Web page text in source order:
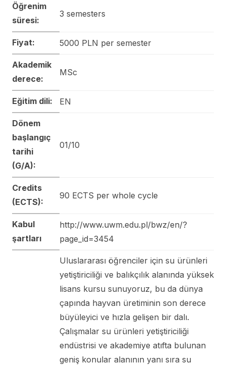
Öğrenim
süresi:
3 semesters
Fiyat: 5000 PLN per semester
Akademik
derece:
MSc
Eğitim dili: EN
Dönem
başlangıç
tarihi
(G/A):
01/10
Credits
(ECTS):
90 ECTS per whole cycle
Kabul
şartları
http://www.uwm.edu.pl/bwz/en/?
page_id=3454
Uluslararası öğrenciler için su ürünleri
yetiştiriciliği ve balıkçılık alanında yüksek
lisans kursu sunuyoruz, bu da dünya
çapında hayvan üretiminin son derece
büyüleyici ve hızla gelişen bir dalı.
Çalışmalar su ürünleri yetiştiriciliği
endüstrisi ve akademiye atıfta bulunan
geniş konular alanının yanı sıra su